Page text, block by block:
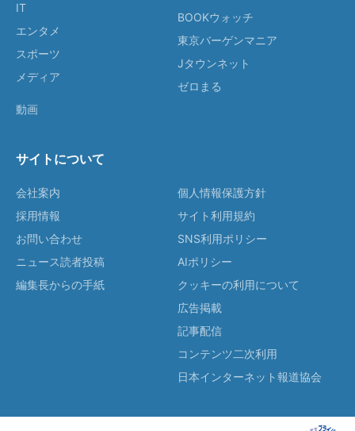
IT
エンタメ
スポーツ
メディア
動画
BOOKウォッチ
東京バーゲンマニア
Jタウンネット
ゼロまる
サイトについて
会社案内
採用情報
お問い合わせ
ニュース読者投稿
編集長からの手紙
個人情報保護方針
サイト利用規約
SNS利用ポリシー
AIポリシー
クッキーの利用について
広告掲載
記事配信
コンテンツ二次利用
日本インターネット報道協会